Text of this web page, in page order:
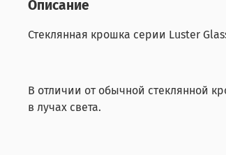
Описание
Стеклянная крошка серии Luster
В отличии от обычной стеклянной
в лучах света.